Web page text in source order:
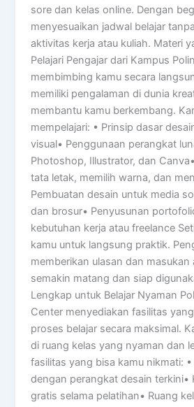
sore dan kelas online. Dengan
menyesuaikan jadwal belajar
aktivitas kerja atau kuliah. Materi
Pelajari Pengajar dari Kampus
membimbing kamu secara
memiliki pengalaman di dunia
membantu kamu berkembang.
mempelajari: • Prinsip dasar
visual• Penggunaan perangkat
Photoshop, Illustrator, dan
tata letak, memilih warna, dan
Pembuatan desain untuk media
dan brosur• Penyusunan
kebutuhan kerja atau freelance
kamu untuk langsung praktik.
memberikan ulasan dan masukan
semakin matang dan siap
Lengkap untuk Belajar Nyaman
Center menyediakan fasilitas
proses belajar secara maksimal.
di ruang kelas yang nyaman dan
fasilitas yang bisa kamu nikmati:
dengan perangkat desain terkini•
gratis selama pelatihan• Ruang